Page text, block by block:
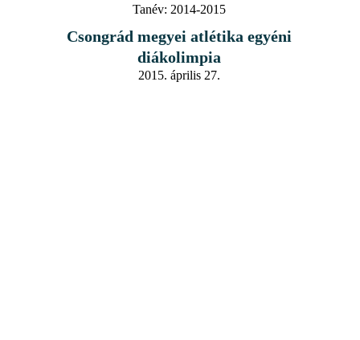
Tanév: 2014-2015
Csongrád megyei atlétika egyéni
diákolimpia
2015. április 27.